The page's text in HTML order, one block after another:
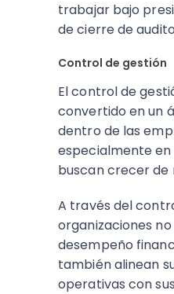
trabajar bajo
de cierre de
Control de gestión
El control de
convertido en un
dentro de las
especialmente en
buscan crecer de
A través del
organizaciones
desempeño
también alinean
operativas con